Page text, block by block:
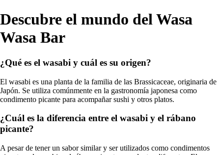
Descubre el mundo del Wasa
Wasa Bar
¿Qué es el wasabi y cuál es su origen?
El wasabi es una planta de la familia de las Brassicaceae, originaria de
Japón. Se utiliza comúnmente en la gastronomía japonesa como
condimento picante para acompañar sushi y otros platos.
¿Cuál es la diferencia entre el wasabi y el rábano
picante?
A pesar de tener un sabor similar y ser utilizados como condimentos